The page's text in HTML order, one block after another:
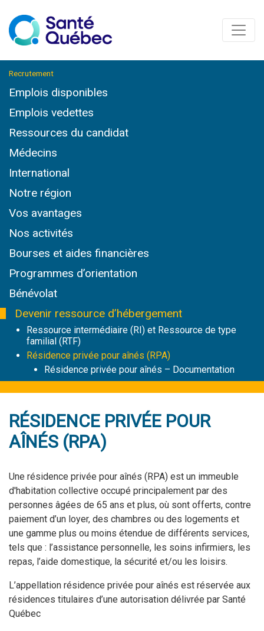
Recrutement
Emplois disponibles
Emplois vedettes
Ressources du candidat
Médecins
International
Notre région
Vos avantages
Nos activités
Bourses et aides financières
Programmes d’orientation
Bénévolat
Devenir ressource d’hébergement
Ressource intermédiaire (RI) et Ressource de type
familial (RTF)
Résidence privée pour aînés (RPA)
Résidence privée pour aînés – Documentation
RÉSIDENCE PRIVÉE POUR
AÎNÉS (RPA)
Une résidence privée pour aînés (RPA) est un immeuble
d'habitation collective occupé principalement par des
personnes âgées de 65 ans et plus, où sont offerts, contre
paiement d’un loyer, des chambres ou des logements et
une gamme plus ou moins étendue de différents services,
tels que : l’assistance personnelle, les soins infirmiers, les
repas, l’aide domestique, la sécurité et/ou les loisirs.
L’appellation résidence privée pour aînés est réservée aux
résidences titulaires d’une autorisation délivrée par Santé
Québec